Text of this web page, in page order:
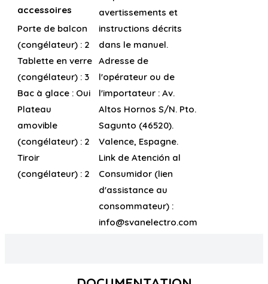
accessoires
Porte de balcon
(congélateur) : 2
Tablette en verre
(congélateur) : 3
Bac à glace : Oui
Plateau
amovible
(congélateur) : 2
Tiroir
(congélateur) : 2
avertissements et
instructions décrits
dans le manuel.
Adresse de
l'opérateur ou de
l'importateur : Av.
Altos Hornos S/N. Pto.
Sagunto (46520).
Valence, Espagne.
Link de Atención al
Consumidor (lien
d'assistance au
consommateur) :
info@svanelectro.com